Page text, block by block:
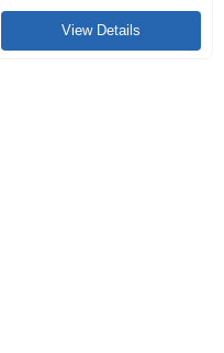
digunakan untuk membuat
boneka, karena teksturnya
View Details